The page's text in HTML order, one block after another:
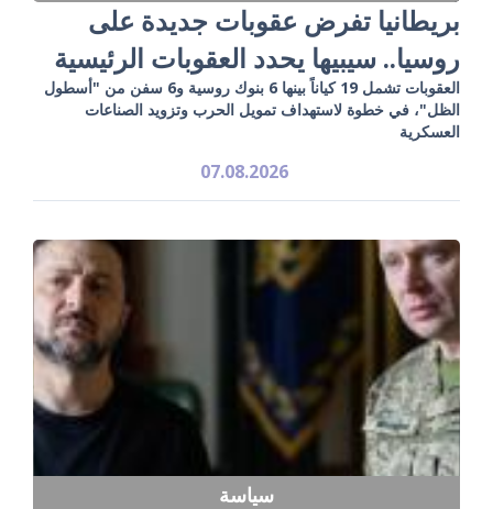
بريطانيا تفرض عقوبات جديدة على
روسيا.. سيبيها يحدد العقوبات الرئيسية
العقوبات تشمل 19 كياناً بينها 6 بنوك روسية و6 سفن من "أسطول
الظل"، في خطوة لاستهداف تمويل الحرب وتزويد الصناعات
العسكرية
07.08.2026
سياسة